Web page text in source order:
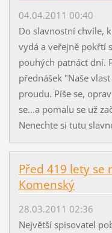
04.04.2011 00:40
Do slavnostní chvíle,
vydá a veřejně pokřtí
pouhých patnáct dní.
přednášek "Naše
proudu. Píše se,
se...a pomalu se už
Nenechte si tutu
Před 419 lety se
Komenský
28.03.2011 02:36
Největší spisovatel